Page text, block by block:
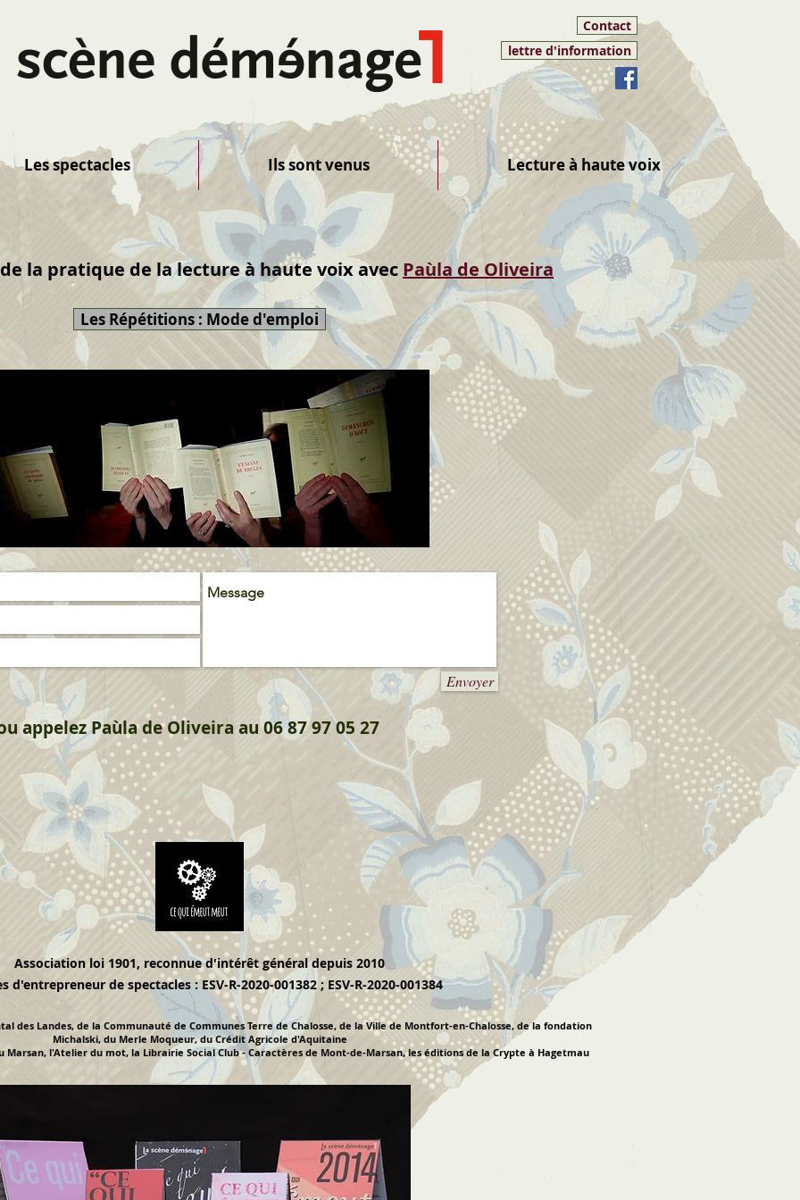
Contact
lettre d'information
Les spectacles Ils sont venus Lecture à haute voix
la pratique de la lecture à haute voix avec Paùla de Oliveira
Les Répétitions : Mode d'emploi
Envoyer
appelez Paùla de Oliveira au06 87 97 05 27
Association loi 1901, reconnue d'intérêt général depuis 2010
d'entrepreneur de spectacles : ESV-R-2020-001382 ; ESV-R-2020-001384
des Landes, de la Communauté de Communes Terre de Chalosse, de la Ville de Montfort-en-Chalosse, de la fondation
Michalski, du Merle Moqueur, du Crédit Agricole d'Aquitaine
l'Atelier du mot, la Librairie Social Club - Caractères de Mont-de-Marsan, les éditions de la Crypte à Hagetmau